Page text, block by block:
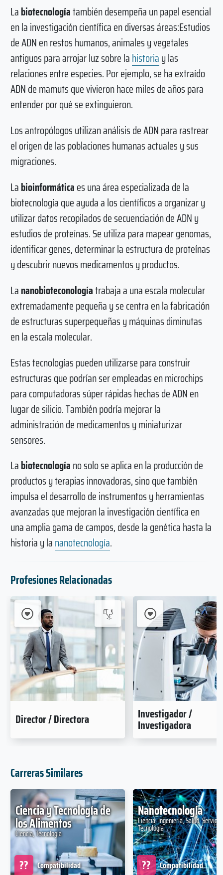
Labiotecnologíatambién desempeña un papel esencial
en la investigación científica en diversas áreas:Estudios
de ADN en restos humanos, animales y vegetales
antiguos para arrojar luz sobre lahistoriay las
relaciones entre especies. Por ejemplo, se ha extraído
ADN de mamuts que vivieron hace miles de años para
entender por qué se extinguieron.
Los antropólogos utilizan análisis de ADN para rastrear
el origen de las poblaciones humanas actuales y sus
migraciones.
Labioinformáticaes una área especializada de la
biotecnología que ayuda a los científicos a organizar y
utilizar datos recopilados de secuenciación de ADN y
estudios de proteínas. Se utiliza para mapear genomas,
identificar genes, determinar la estructura de proteínas
y descubrir nuevos medicamentos y productos.
Lananobioteconologíatrabaja a una escala molecular
extremadamente pequeña y se centra en la fabricación
de estructuras superpequeñas y máquinas diminutas
en la escala molecular.
Estas tecnologías pueden utilizarse para construir
estructuras que podrían ser empleadas en microchips
para computadoras súper rápidas hechas de ADN en
lugar de silicio. También podría mejorar la
administración de medicamentos y miniaturizar
sensores.
Labiotecnologíano solo se aplica en la producción de
productos y terapias innovadoras, sino que también
impulsa el desarrollo de instrumentos y herramientas
avanzadas que mejoran la investigación científica en
una amplia gama de campos, desde la genética hasta la
historia y lananotecnología.
Profesiones Relacionadas
Director / Directora Investigador /
Investigadora
Carreras Similares
Ciencia y Tecnología de
los Alimentos
Ciencia, Tecnología
Compatibilidad
??
Nanotecnología
Ciencia, Ingeniería, Salud,
Tecnología
Compatibilidad
??